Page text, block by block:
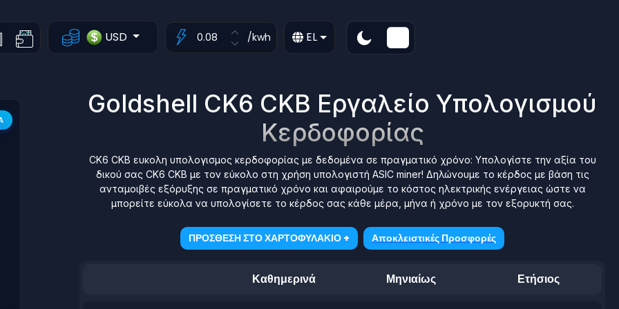
USD /kwh EL
Goldshell CK6 CKB Εργαλείο Υπολογισμού
Κερδοφορίας
CK6 CKB ευκολη υπολογισμος κερδοφορίας με δεδομένα σε πραγματικό χρόνο: Υπολογίστε την αξία του
δικού σας CK6 CKB με τον εύκολο στη χρήση υπολογιστή ASIC miner! Δηλώνουμε το κέρδος με βάση τις
ανταμοιβές εξόρυξης σε πραγματικό χρόνο και αφαιρούμε το κόστος ηλεκτρικής ενέργειας ώστε να
μπορείτε εύκολα να υπολογίσετε το κέρδος σας κάθε μέρα, μήνα ή χρόνο με τον εξορυκτή σας.
ΠΡΟΣΘΕΣΗ ΣΤΟ ΧΑΡΤΟΦΥΛΑΚΙΟ + Αποκλειστικές Προσφορές
Καθημερινά Μηνιαίως Ετήσιος